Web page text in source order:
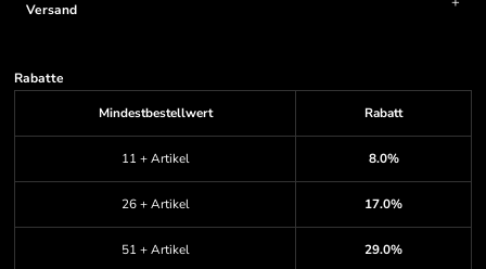
Versand
Rabatte
Mindestbestellwert
Rabatt
11 + Artikel 8.0%
26 + Artikel 17.0%
51 + Artikel 29.0%